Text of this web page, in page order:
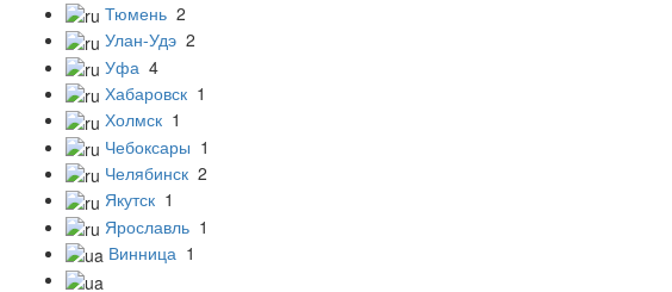
Тюмень 2
Улан-Удэ 2
Уфа 4
Хабаровск 1
Холмск 1
Чебоксары 1
Челябинск 2
Якутск 1
Ярославль 1
Винница 1